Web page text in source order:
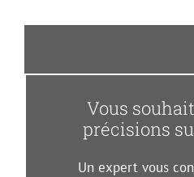
Vous
précisions
Un expert vous